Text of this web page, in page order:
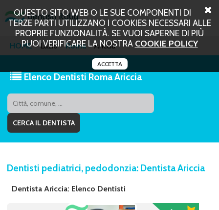
QUESTO SITO WEB O LE SUE COMPONENTI DI
TERZE PARTI UTILIZZANO I COOKIES NECESSARI ALLE
PROPRIE FUNZIONALITÀ. SE VUOI SAPERNE DI PIÙ
PUOI VERIFICARE LA NOSTRA COOKIE POLICY
ACCETTA
HOME Lazio Roma Ariccia
Elenco Dentisti Roma Ariccia
Dentisti pediatrici, pedodonzia: Dentista Ariccia
Dentista Ariccia: Elenco Dentisti